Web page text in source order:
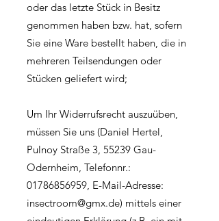
oder das letzte Stück in Besitz
genommen haben bzw. hat, sofern
Sie eine Ware bestellt haben, die in
mehreren Teilsendungen oder
Stücken geliefert wird;
Um Ihr Widerrufsrecht auszuüben,
müssen Sie uns (Daniel Hertel,
Pulnoy Straße 3, 55239 Gau-
Odernheim, Telefonnr.:
01786856959, E-Mail-Adresse:
insectroom@gmx.de) mittels einer